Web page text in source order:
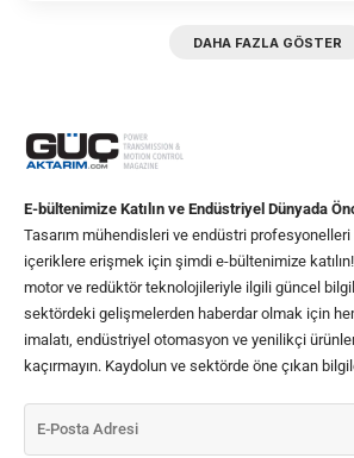
DAHA FAZLA GÖSTER
E-bültenimize Katılın ve Endüstriyel Dünyada
Tasarım mühendisleri ve endüstri profesyonelleri
içeriklere erişmek için şimdi e-bültenimize
motor ve redüktör teknolojileriyle ilgili güncel
sektördeki gelişmelerden haberdar olmak için
imalatı, endüstriyel otomasyon ve yenilikçi
kaçırmayın. Kaydolun ve sektörde öne çıkan